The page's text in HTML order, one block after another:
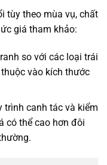
tùy theo mùa vụ, chất
giá tham khảo:
so với các loại trái
vào kích thước
trình canh tác và kiểm
có thể cao hơn đôi